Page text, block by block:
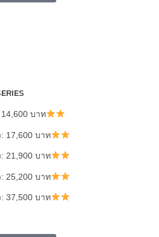
14,600 บาท
17,600 บาท
21,900 บาท
25,200 บาท
37,500 บาท